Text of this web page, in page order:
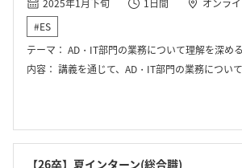
2025年1月下旬
1日間
オンラ
#ES
テーマ： AD・IT部門の業務について理解を深める
内容： 講義を通じて、AD・IT部門の業務について理解を深める。その後
【26卒】夏インターン(総合職)